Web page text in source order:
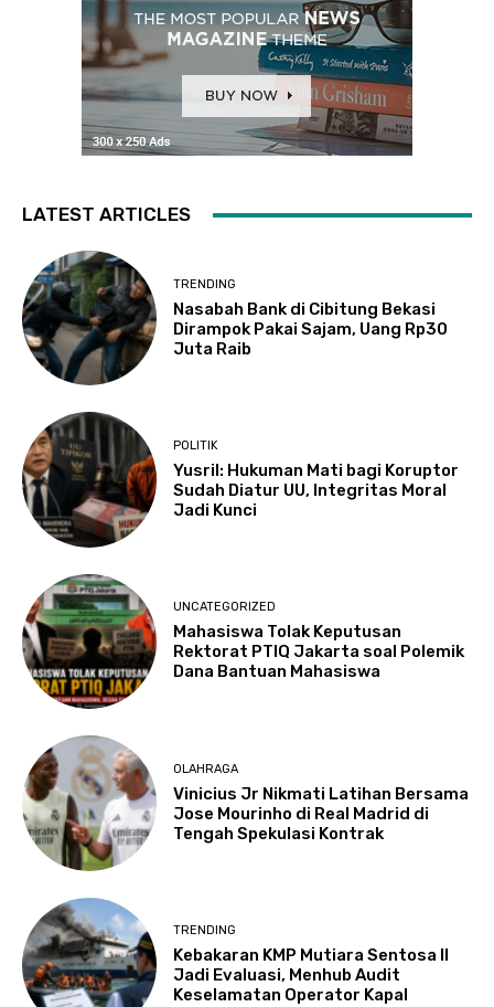
LATEST ARTICLES
TRENDING
Nasabah Bank di Cibitung Bekasi
Dirampok Pakai Sajam, Uang Rp30
Juta Raib
POLITIK
Yusril: Hukuman Mati bagi Koruptor
Sudah Diatur UU, Integritas Moral
Jadi Kunci
UNCATEGORIZED
Mahasiswa Tolak Keputusan
Rektorat PTIQ Jakarta soal Polemik
Dana Bantuan Mahasiswa
OLAHRAGA
Vinicius Jr Nikmati Latihan Bersama
Jose Mourinho di Real Madrid di
Tengah Spekulasi Kontrak
TRENDING
Kebakaran KMP Mutiara Sentosa II
Jadi Evaluasi, Menhub Audit
Keselamatan Operator Kapal